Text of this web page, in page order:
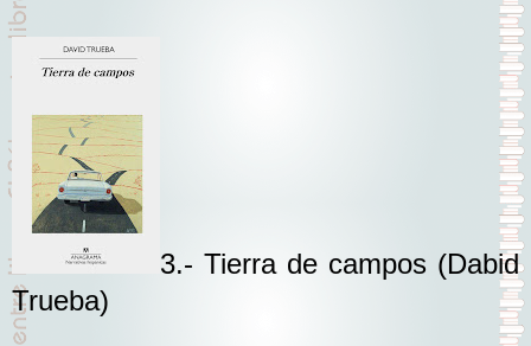
3.- Tierra de campos (Dabid
Trueba)